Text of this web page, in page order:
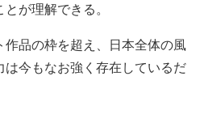
が理解できる。
作品の枠を超え、日本全体の風
は今もなお強く存在しているだ